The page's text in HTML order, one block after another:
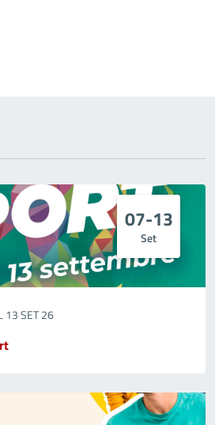
07-13
Set
13 SET 26